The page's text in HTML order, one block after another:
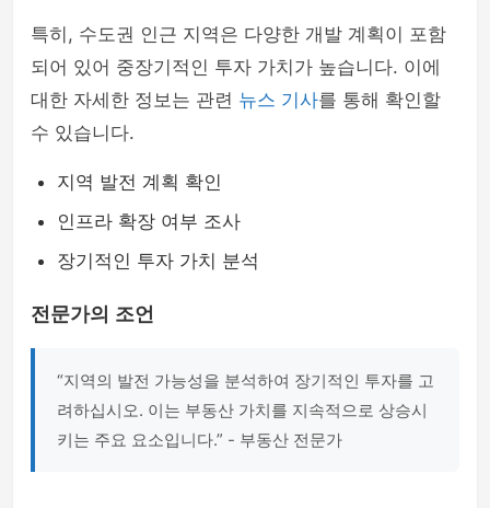
특히, 수도권 인근 지역은 다양한 개발 계획이 포함
되어 있어 중장기적인 투자 가치가 높습니다. 이에
대한 자세한 정보는 관련 뉴스 기사를 통해 확인할
수 있습니다.
지역 발전 계획 확인
인프라 확장 여부 조사
장기적인 투자 가치 분석
전문가의 조언
“지역의 발전 가능성을 분석하여 장기적인 투자를 고
려하십시오. 이는 부동산 가치를 지속적으로 상승시
키는 주요 요소입니다.” - 부동산 전문가